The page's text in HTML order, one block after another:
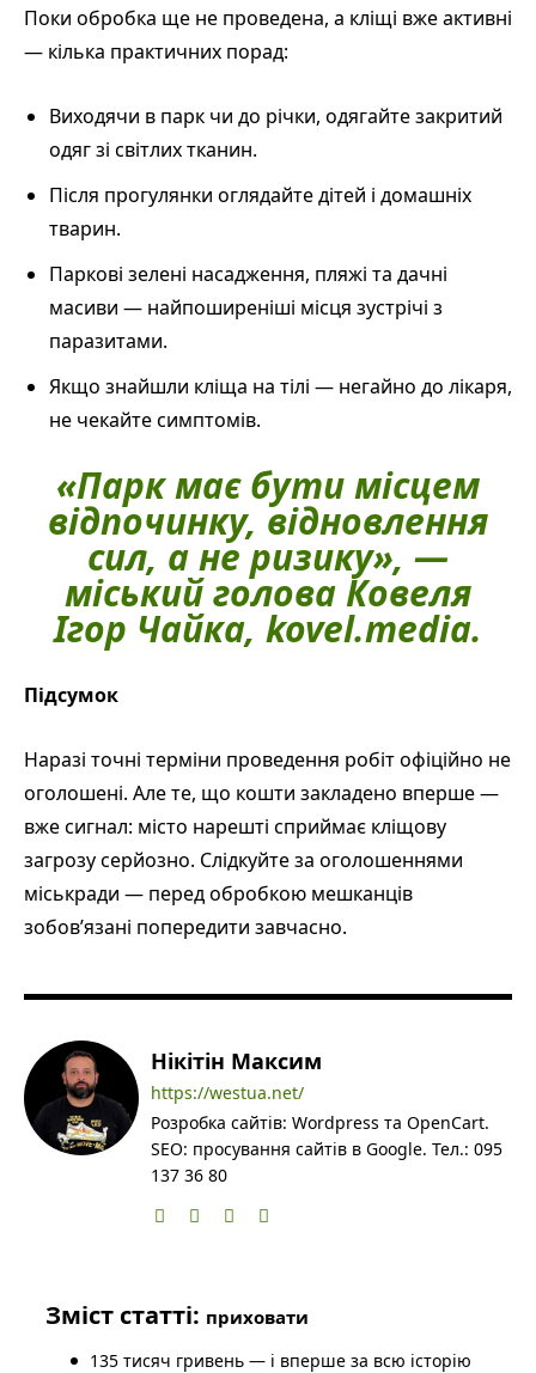
Поки обробка ще не проведена, а кліщі вже активні
— кілька практичних порад:
Виходячи в парк чи до річки, одягайте закритий
одяг зі світлих тканин.
Після прогулянки оглядайте дітей і домашніх
тварин.
Паркові зелені насадження, пляжі та дачні
масиви — найпоширеніші місця зустрічі з
паразитами.
Якщо знайшли кліща на тілі — негайно до лікаря,
не чекайте симптомів.
«Парк має бути місцем
відпочинку, відновлення
сил, а не ризику», —
міський голова Ковеля
Ігор Чайка, kovel.media.
Підсумок
Наразі точні терміни проведення робіт офіційно не
оголошені. Але те, що кошти закладено вперше —
вже сигнал: місто нарешті сприймає кліщову
загрозу серйозно. Слідкуйте за оголошеннями
міськради — перед обробкою мешканців
зобов’язані попередити завчасно.
Нікітін Максим
https://westua.net/
Розробка сайтів: Wordpress та OpenCart.
SEO: просування сайтів в Google. Тел.: 095
137 36 80
Зміст статті: приховати
135 тисяч гривень — і вперше за всю історію